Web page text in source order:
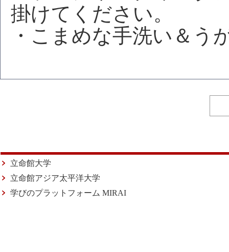
掛けてください。
・こまめな手洗い＆う
立命館大学
立命館アジア太平洋大学
学びのプラットフォーム MIRAI